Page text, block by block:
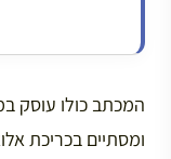
המכתב כולו עוסק
ומסתיים בכריכת